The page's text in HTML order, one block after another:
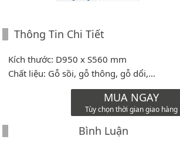
Thông Tin Chi Tiết
Kích thước: D950 x S560 mm
Chất liệu: Gỗ sồi, gỗ thông, gỗ dổi,…
MUA NGAY
Tùy chọn thời gian giao hàng
Bình Luận